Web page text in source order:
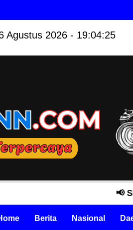
Agustus 2026 - 19:04:26
📢 SELAMAT
Berita Nasional